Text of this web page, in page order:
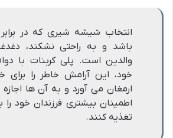
انتخاب شیشه شیری که در
باشد و به راحتی نشکند،
والدین است. پلی کربنات با
خود، این آرامش خاطر را برای
ارمغان می آورد و به آن ها
اطمینان بیشتری فرزندان خود
تغذیه کنند.